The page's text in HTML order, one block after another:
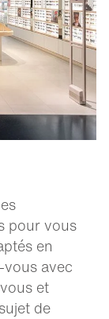
pour vous
en
vous avec
et
de